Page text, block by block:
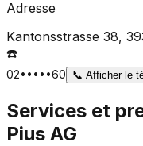
Adresse
Kantonsstrasse 38,
☎️
02•••••60 📞 Afficher le
Services et
Pius AG